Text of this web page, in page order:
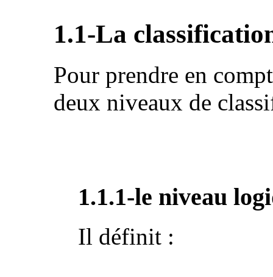
1.1-La
Pour prendre en
deux niveaux de
1.1.1-le niveau
Il définit :